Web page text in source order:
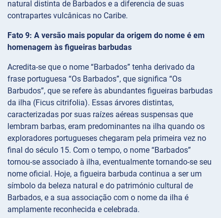
natural distinta de Barbados e a diferencia de suas
contrapartes vulcânicas no Caribe.
Fato 9: A versão mais popular da origem do nome é em
homenagem às figueiras barbudas
Acredita-se que o nome “Barbados” tenha derivado da
frase portuguesa “Os Barbados”, que significa “Os
Barbudos”, que se refere às abundantes figueiras barbudas
da ilha (Ficus citrifolia). Essas árvores distintas,
caracterizadas por suas raízes aéreas suspensas que
lembram barbas, eram predominantes na ilha quando os
exploradores portugueses chegaram pela primeira vez no
final do século 15. Com o tempo, o nome “Barbados”
tornou-se associado à ilha, eventualmente tornando-se seu
nome oficial. Hoje, a figueira barbuda continua a ser um
símbolo da beleza natural e do património cultural de
Barbados, e a sua associação com o nome da ilha é
amplamente reconhecida e celebrada.